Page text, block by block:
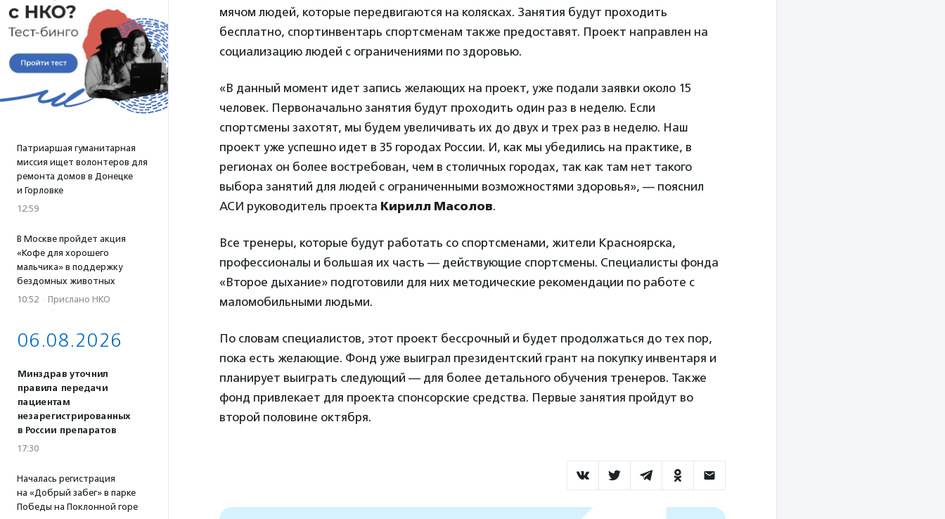
Патриаршая гуманитарная
миссия ищет волонтеров для
ремонта домов в Донецке
и Горловке
12:59
В Москве пройдет акция
«Кофе для хорошего
мальчика» в поддержку
бездомных животных
10:52 · Прислано НКО
06.08.2026
Минздрав уточнил
правила передачи
пациентам
незарегистрированных
в России препаратов
17:30
Началась регистрация
на «Добрый забег» в парке
Победы на Поклонной горе
мячом людей, которые передвигаются на колясках. Занятия будут проходить
бесплатно, спортинвентарь спортсменам также предоставят. Проект направлен на
социализацию людей с ограничениями по здоровью.
«В данный момент идет запись желающих на проект, уже подали заявки около 15
человек. Первоначально занятия будут проходить один раз в неделю. Если
спортсмены захотят, мы будем увеличивать их до двух и трех раз в неделю. Наш
проект уже успешно идет в 35 городах России. И, как мы убедились на практике, в
регионах он более востребован, чем в столичных городах, так как там нет такого
выбора занятий для людей с ограниченными возможностями здоровья», — пояснил
АСИ руководитель проекта Кирилл Масолов.
Все тренеры, которые будут работать со спортсменами, жители Красноярска,
профессионалы и большая их часть — действующие спортсмены. Специалисты фонда
«Второе дыхание» подготовили для них методические рекомендации по работе с
маломобильными людьми.
По словам специалистов, этот проект бессрочный и будет продолжаться до тех пор,
пока есть желающие. Фонд уже выиграл президентский грант на покупку инвентаря и
планирует выиграть следующий — для более детального обучения тренеров. Также
фонд привлекает для проекта спонсорские средства. Первые занятия пройдут во
второй половине октября.